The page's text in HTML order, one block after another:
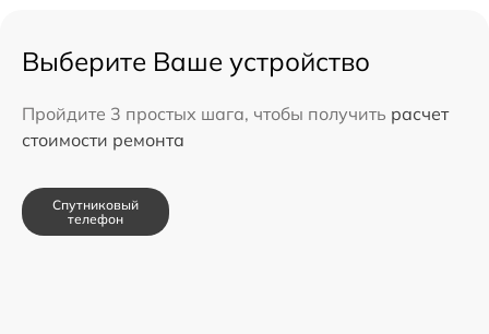
Выберите Ваше устройство
Пройдите 3 простых шага, чтобы получить расчет
стоимости ремонта
Спутниковый
телефон